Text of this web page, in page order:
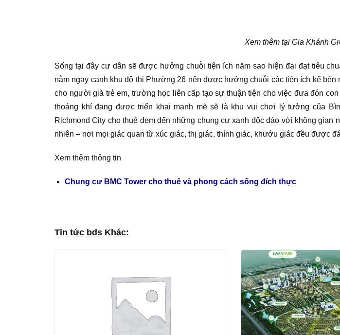
Xem thêm tại Gia Khánh
Sống tại đây cư dân sẽ được hưởng chuỗi tiện ích năm sao hiện đại đạt tiêu
nằm ngay cạnh khu đô thị Phường 26 nên được hưởng chuỗi các tiện ích kế
cho người già trẻ em, trường học liên cấp tạo sự thuận tiện cho việc đưa đón
thoáng khí đang được triển khai mạnh mẽ sẽ là khu vui chơi lý tưởng của
Richmond City cho thuê đem đến những chung cư xanh độc đáo với không
nhiên – nơi mọi giác quan từ xúc giác, thị giác, thính giác, khướu giác đều được
Xem thêm thông tin
Chung cư BMC Tower cho thuê và phong cách sống đích thực
Tin tức bds Khác: